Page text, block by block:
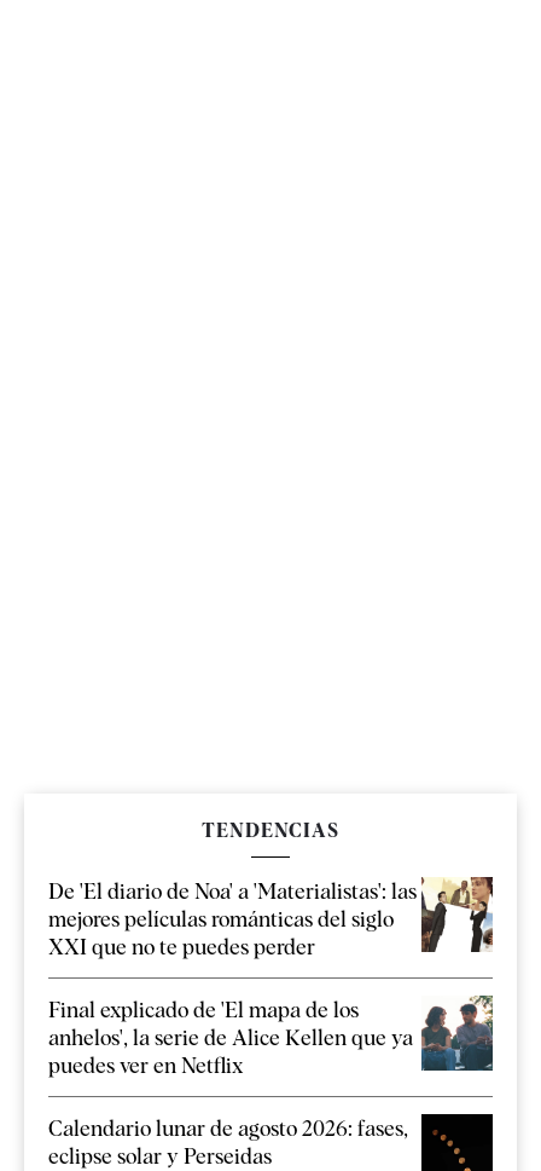
TENDENCIAS
De 'El diario de Noa' a 'Materialistas': las
mejores películas románticas del siglo
XXI que no te puedes perder
Final explicado de 'El mapa de los
anhelos', la serie de Alice Kellen que ya
puedes ver en Netflix
Calendario lunar de agosto 2026: fases,
eclipse solar y Perseidas